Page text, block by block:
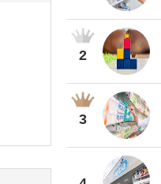
2
3